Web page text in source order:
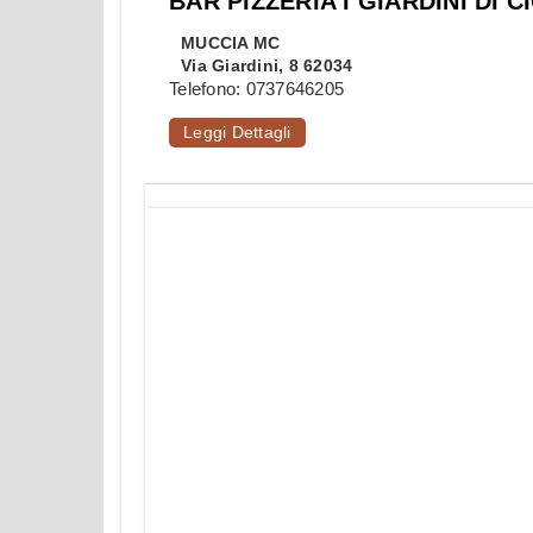
MUCCIA MC
Via Giardini, 8 62034
Telefono: 0737646205
Leggi Dettagli